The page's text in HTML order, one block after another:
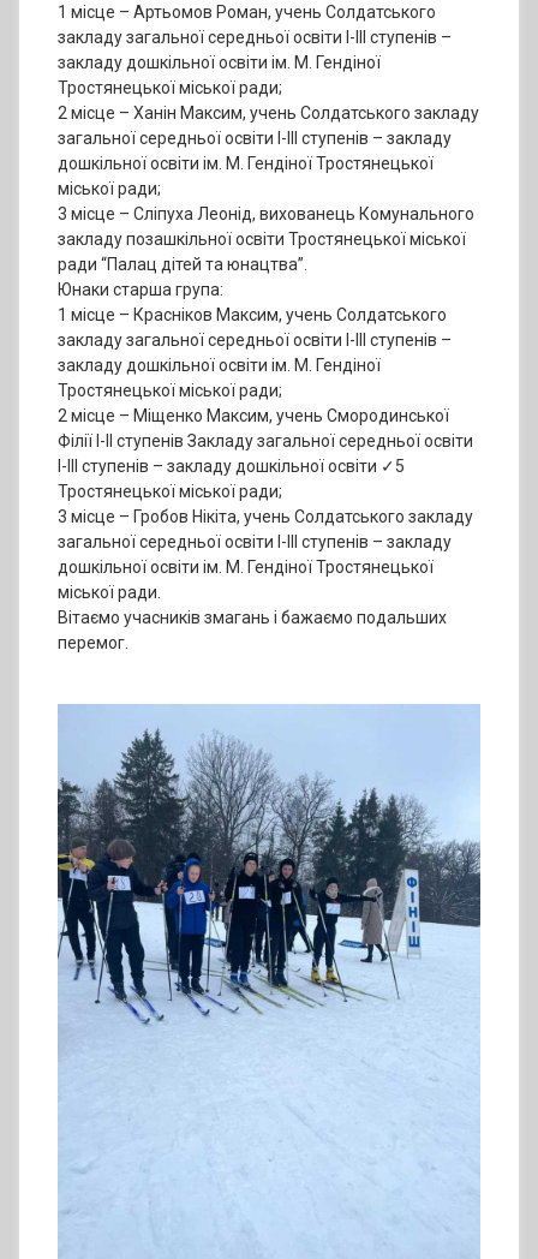
1 місце – Артьомов Роман, учень Солдатського
закладу загальної середньої освіти І-ІІІ ступенів –
закладу дошкільної освіти ім. М. Гендіної
Тростянецької міської ради;
2 місце – Ханін Максим, учень Солдатського закладу
загальної середньої освіти І-ІІІ ступенів – закладу
дошкільної освіти ім. М. Гендіної Тростянецької
міської ради;
3 місце – Сліпуха Леонід, вихованець Комунального
закладу позашкільної освіти Тростянецької міської
ради “Палац дітей та юнацтва”.
Юнаки старша група:
1 місце – Красніков Максим, учень Солдатського
закладу загальної середньої освіти І-ІІІ ступенів –
закладу дошкільної освіти ім. М. Гендіної
Тростянецької міської ради;
2 місце – Міщенко Максим, учень Смородинської
Філії І-ІІ ступенів Закладу загальної середньої освіти
І-ІІІ ступенів – закладу дошкільної освіти ✓5
Тростянецької міської ради;
3 місце – Гробов Нікіта, учень Солдатського закладу
загальної середньої освіти І-ІІІ ступенів – закладу
дошкільної освіти ім. М. Гендіної Тростянецької
міської ради.
Вітаємо учасників змагань і бажаємо подальших
перемог.